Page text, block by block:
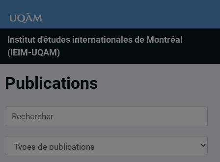
Institut d'études internationales de Montréal
(IEIM-UQAM)
Publications
Rechercher
Types
de